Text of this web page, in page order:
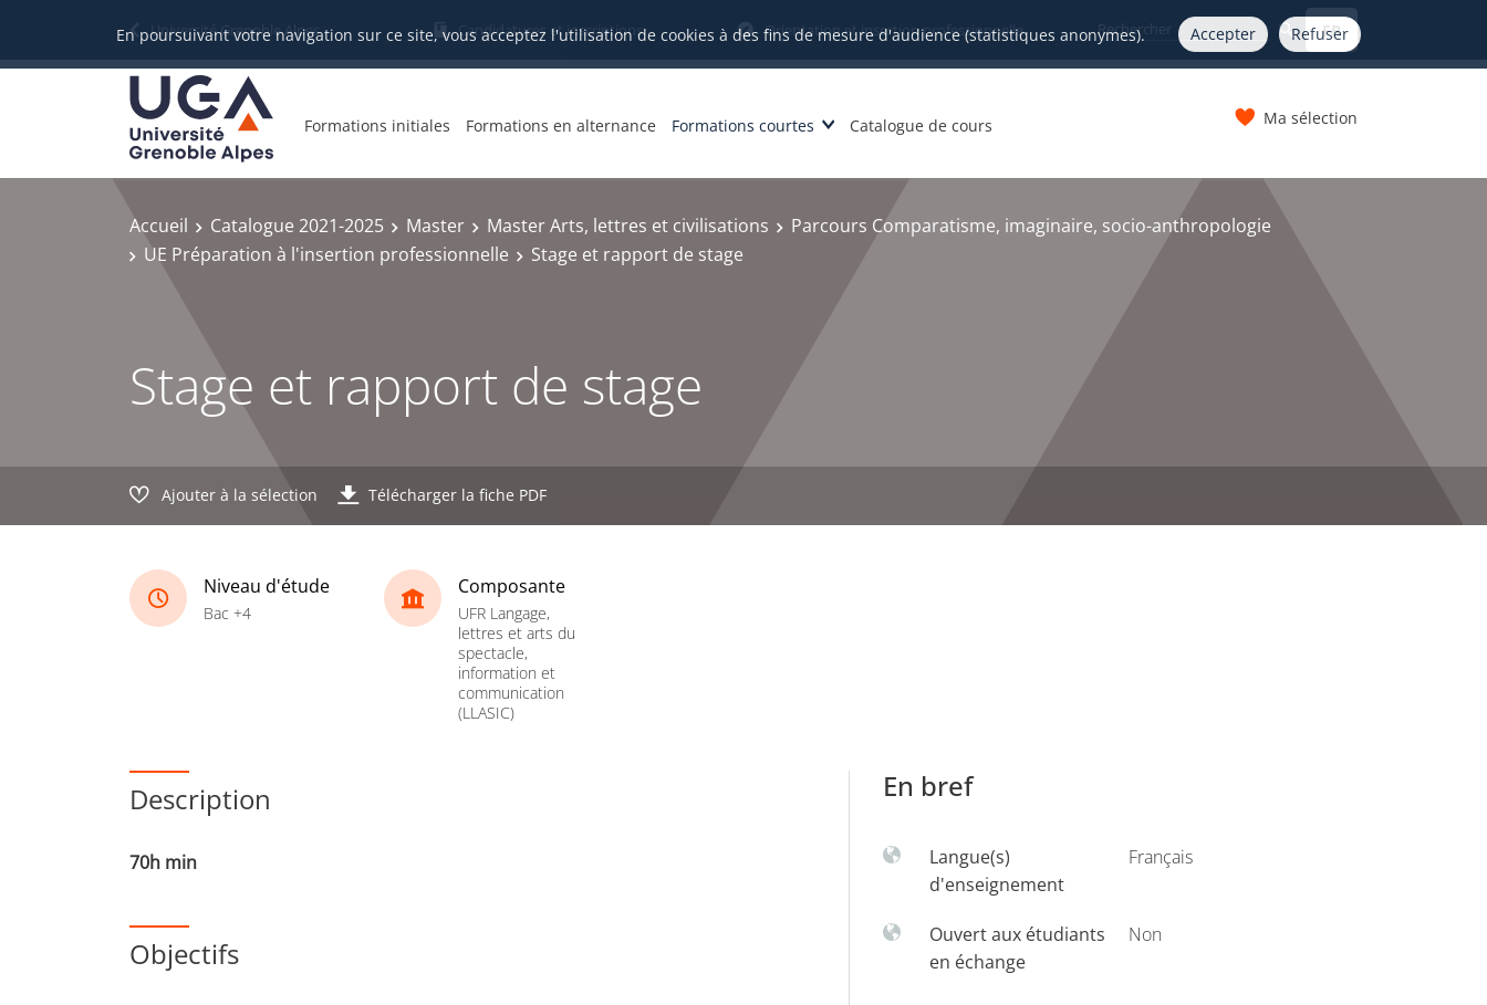
En poursuivant votre navigation sur ce site, vous acceptez l'utilisation de cookies à des fins de mesure d'audience (statistiques anonymes). Accepter Refuser
Université Grenoble Alpes Candidatures et inscriptions Orientation et insertion professionnelle FR
Formations initiales Formations en alternance Formations courtes Catalogue de cours Ma sélection
Accueil Catalogue 2021-2025 Master Master Arts, lettres et civilisations
Parcours Comparatisme, imaginaire, socio-anthropologie
UE Préparation à l'insertion professionnelle
Stage et rapport de stage
Stage et rapport de stage
Ajouter à la sélection Télécharger la fiche PDF
Niveau d'étude
Bac +4
Composante
UFR Langage,
lettres et arts du
spectacle,
information et
communication
(LLASIC)
Description
70h min
Objectifs
En bref
Langue(s)
d'enseignement
Français
Ouvert aux étudiants
en échange
Non